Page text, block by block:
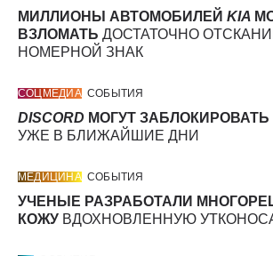
МИЛЛИОНЫ АВТОМОБИЛЕЙ KIA
ВЗЛОМАТЬ ДОСТАТОЧНО
НОМЕРНОЙ ЗНАК
СОЦМЕДИА СОБЫТИЯ
DISCORD МОГУТ
УЖЕ В БЛИЖАЙШИЕ ДНИ
МЕДИЦИНА СОБЫТИЯ
УЧЕНЫЕ РАЗРАБОТАЛИ
КОЖУ ВДОХНОВЛЕННУЮ